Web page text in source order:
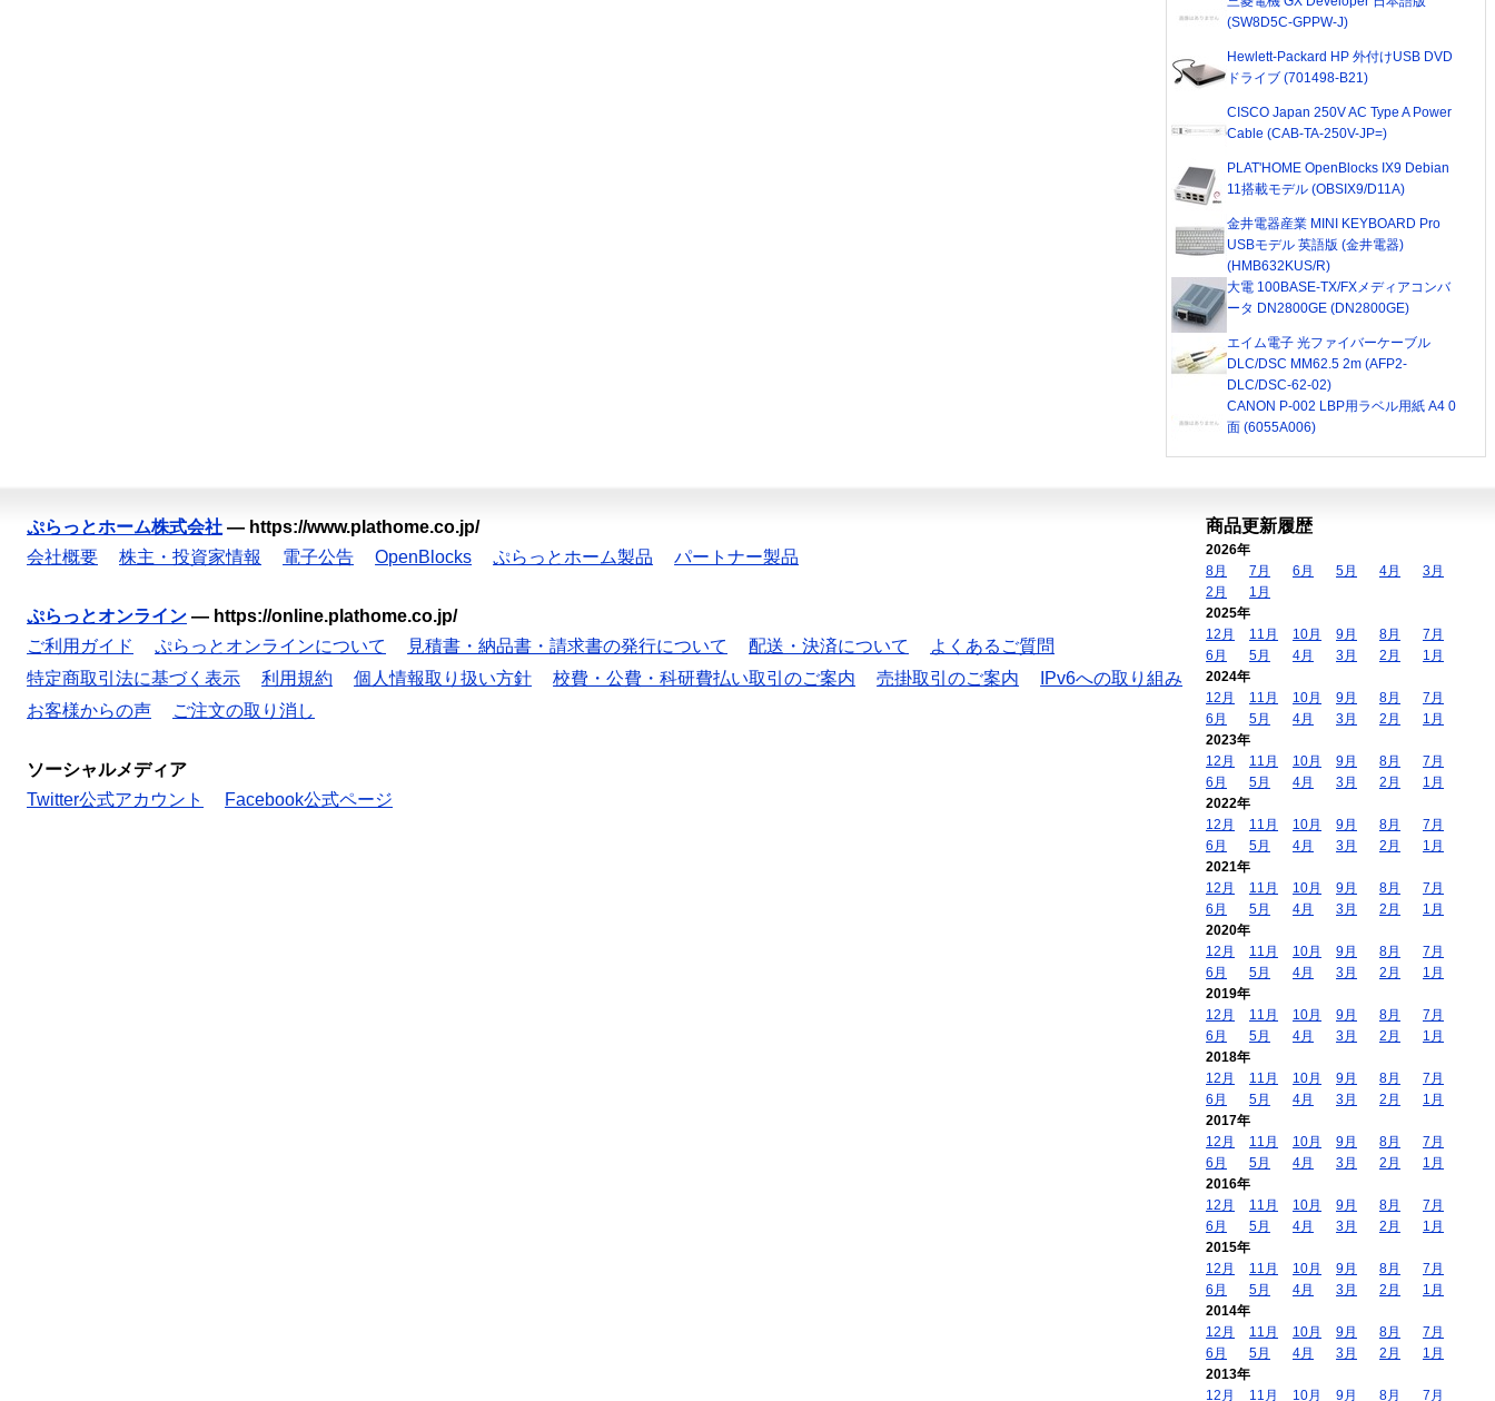
(SW8D5C-GPPW-J)
Hewlett-Packard HP 外付けUSB DVD
ドライブ (701498-B21)
CISCO Japan 250V AC Type A Power
Cable (CAB-TA-250V-JP=)
PLAT'HOME OpenBlocks IX9 Debian
11搭載モデル (OBSIX9/D11A)
金井電器産業 MINI KEYBOARD Pro
USBモデル 英語版 (金井電器)
(HMB632KUS/R)
大電 100BASE-TX/FXメディアコンバ
ータ DN2800GE (DN2800GE)
エイム電子 光ファイバーケーブル
DLC/DSC MM62.5 2m (AFP2-
DLC/DSC-62-02)
CANON P-002 LBP用ラベル用紙 A4 0
面 (6055A006)
ぷらっとホーム株式会社 — https://www.plathome.co.jp/
会社概要
株主・投資家情報 電子公告 OpenBlocks ぷらっとホーム製品 パートナー製品
ぷらっとオンライン — https://online.plathome.co.jp/
ご利用ガイド
ぷらっとオンラインについて 見積書・納品書・請求書の発行について 配送・決済について
よくあるご質問
特定商取引法に基づく表示
利用規約 個人情報取り扱い方針 校費・公費・科研費払い取引のご案内 売掛取引のご案内
IPv6への取り組み
お客様からの声
ご注文の取り消し
ソーシャルメディア
Twitter公式アカウント
Facebook公式ページ
商品更新履歴
2026年
8月
7月 6月 5月 4月
3月
2月
1月
2025年
12月
11月 10月 9月 8月
7月
6月
5月 4月 3月 2月
1月
2024年
12月
11月 10月 9月 8月
7月
6月
5月 4月 3月 2月
1月
2023年
12月
11月 10月 9月 8月
7月
6月
5月 4月 3月 2月
1月
2022年
12月
11月 10月 9月 8月
7月
6月
5月 4月 3月 2月
1月
2021年
12月
11月 10月 9月 8月
7月
6月
5月 4月 3月 2月
1月
2020年
12月
11月 10月 9月 8月
7月
6月
5月 4月 3月 2月
1月
2019年
12月
11月 10月 9月 8月
7月
6月
5月 4月 3月 2月
1月
2018年
12月
11月 10月 9月 8月
7月
6月
5月 4月 3月 2月
1月
2017年
12月
11月 10月 9月 8月
7月
6月
5月 4月 3月 2月
1月
2016年
12月
11月 10月 9月 8月
7月
6月
5月 4月 3月 2月
1月
2015年
12月
11月 10月 9月 8月
7月
6月
5月 4月 3月 2月
1月
2014年
12月
11月 10月 9月 8月
7月
6月
5月 4月 3月 2月
1月
2013年
12月
11月 10月 9月 8月 7月